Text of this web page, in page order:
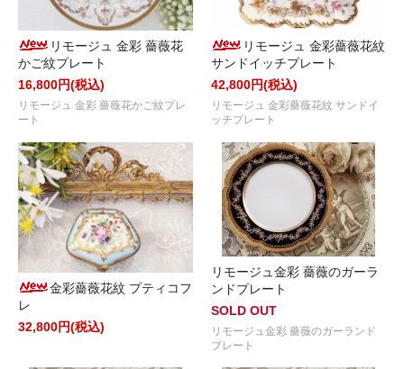
リモージュ 金彩 薔薇花
かご紋プレート
16,800円(税込)
リモージュ 金彩 薔薇花かご紋プレ
ート
リモージュ 金彩薔薇花紋
サンドイッチプレート
42,800円(税込)
リモージュ 金彩薔薇花紋 サンドイ
ッチプレート
金彩薔薇花紋 プティコフ
レ
32,800円(税込)
リモージュ金彩 薔薇のガーラ
ンドプレート
SOLD OUT
リモージュ金彩 薔薇のガーランド
プレート